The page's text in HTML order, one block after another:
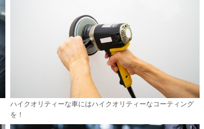
ハイクオリティーな車にはハイクオリティーなコーティング
を！